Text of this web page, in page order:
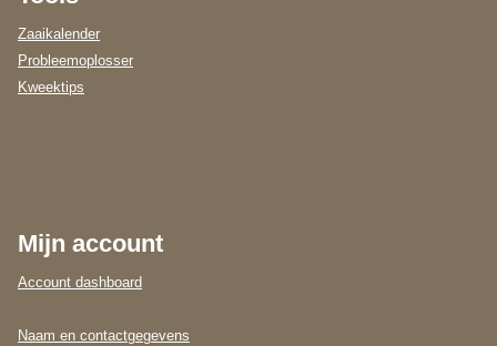
Zaaikalender
Probleemoplosser
Kweektips
Mijn account
Account dashboard
Naam en contactgegevens